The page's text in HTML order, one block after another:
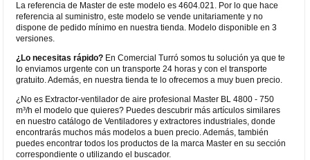
La referencia de Master de este modelo es 4604.021. Por lo que hace
referencia al suministro, este modelo se vende unitariamente y no
dispone de pedido mínimo en nuestra tienda. Modelo disponible en 3
versiones.
¿Lo necesitas rápido? En Comercial Turró somos tu solución ya que te
lo enviamos urgente con un transporte 24 horas y con el transporte
gratuito. Además, en nuestra tienda te lo ofrecemos a muy buen precio.
¿No es Extractor-ventilador de aire profesional Master BL 4800 - 750
m³/h el modelo que quieres? Puedes descubrir más artículos similares
en nuestro catálogo de Ventiladores y extractores industriales, donde
encontrarás muchos más modelos a buen precio. Además, también
puedes encontrar todos los productos de la marca Master en su sección
correspondiente o utilizando el buscador.